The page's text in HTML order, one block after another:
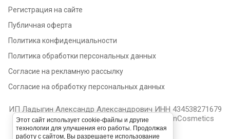
Регистрация на сайте
Публичная оферта
Политика конфиденциальности
Политика обработки персональных данных
Согласие на рекламную рассылку
Согласие на обработку персональных данных
ИП Ладыгин Александр Александрович ИНН 434538271679
/ ОГРНИП 323430000001594 2020 - 2026 ImanCosmetics
Этот сайт использует cookie-файлы и другие
технологии для улучшения его работы. Продолжая
работу с сайтом, Вы разрешаете использование